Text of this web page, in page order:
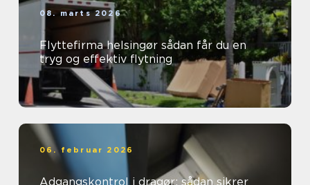
08. marts 2026
Flyttefirma helsingør sådan får du en
tryg og effektiv flytning
06. februar 2026
Adgangskontrol i dragør: sådan sikrer